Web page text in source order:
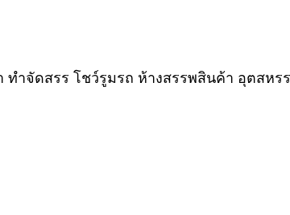
ทำจัดสรร โชว์รูมรถ ห้างสรรพสินค้า อุตสหร